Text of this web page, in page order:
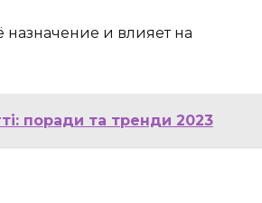
и влияет на
поради та тренди 2023